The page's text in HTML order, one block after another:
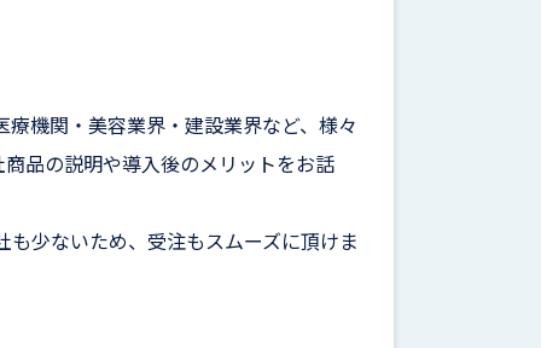
機関・美容業界・建設業界など、様々
品の説明や導入後のメリットをお話
少ないため、受注もスムーズに頂けま